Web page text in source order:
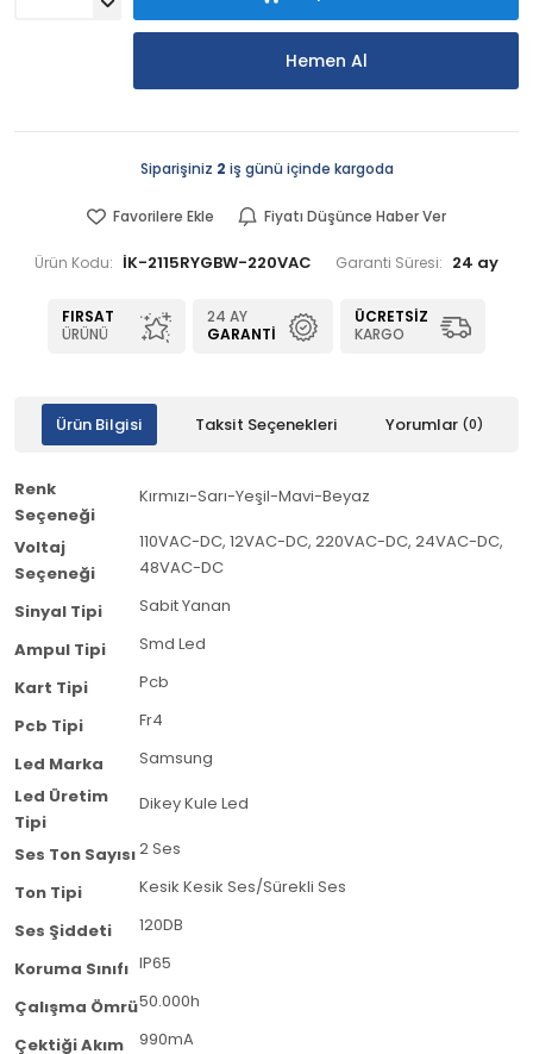
Hemen Al
Siparişiniz 2 iş günü içinde kargoda
Favorilere Ekle Fiyatı Düşünce Haber Ver
Ürün Kodu: İK-2115RYGBW-220VAC Garanti Süresi: 24 ay
FIRSAT
ÜRÜNÜ
24 AY
GARANTI
ÜCRETSIZ
KARGO
Ürün Bilgisi Taksit Seçenekleri Yorumlar (0)
Renk
Seçeneği
Kırmızı-Sarı-Yeşil-Mavi-Beyaz
Voltaj
Seçeneği
110VAC-DC, 12VAC-DC, 220VAC-DC, 24VAC-DC,
48VAC-DC
Sinyal Tipi Sabit Yanan
Ampul Tipi Smd Led
Kart Tipi Pcb
Pcb Tipi Fr4
Led Marka Samsung
Led Üretim
Tipi
Dikey Kule Led
Ses Ton Sayısı 2 Ses
Ton Tipi Kesik Kesik Ses/Sürekli Ses
Ses Şiddeti 120DB
Koruma Sınıfı IP65
Çalışma Ömrü50.000h
Çektiği Akım 990mA